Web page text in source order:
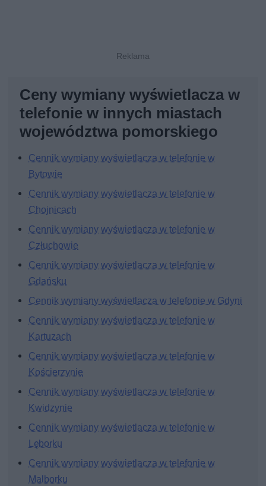
Ceny wymiany wyświetlacza w
telefonie w innych miastach
województwa pomorskiego
Cennik wymiany wyświetlacza w telefonie w
Bytowie
Cennik wymiany wyświetlacza w telefonie w
Chojnicach
Cennik wymiany wyświetlacza w telefonie w
Człuchowie
Cennik wymiany wyświetlacza w telefonie w
Gdańsku
Cennik wymiany wyświetlacza w telefonie w Gdyni
Cennik wymiany wyświetlacza w telefonie w
Kartuzach
Cennik wymiany wyświetlacza w telefonie w
Kościerzynie
Cennik wymiany wyświetlacza w telefonie w
Kwidzynie
Cennik wymiany wyświetlacza w telefonie w
Lęborku
Cennik wymiany wyświetlacza w telefonie w
Malborku